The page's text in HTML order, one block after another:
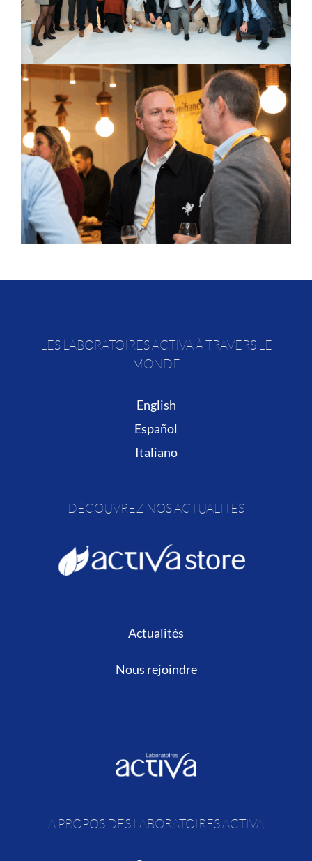
LES LABORATOIRES ACTIVA À TRAVERS LE
MONDE
English
Español
Italiano
DÉCOUVREZ NOS ACTUALITÉS
Actualités
Nous rejoindre
A PROPOS DES LABORATOIRES ACTIVA